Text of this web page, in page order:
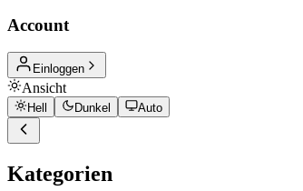
Account
Einloggen
Ansicht
Hell Dunkel Auto
Kategorien